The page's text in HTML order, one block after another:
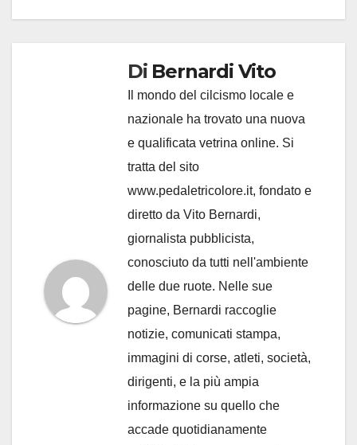
Di Bernardi Vito
Il mondo del cilcismo locale e
nazionale ha trovato una nuova
e qualificata vetrina online. Si
tratta del sito
www.pedaletricolore.it, fondato e
diretto da Vito Bernardi,
giornalista pubblicista,
conosciuto da tutti nell'ambiente
delle due ruote. Nelle sue
pagine, Bernardi raccoglie
notizie, comunicati stampa,
immagini di corse, atleti, società,
dirigenti, e la più ampia
informazione su quello che
accade quotidianamente